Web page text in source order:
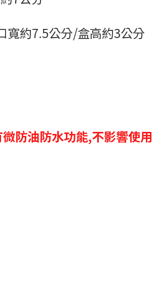
寬約7.5公分/盒高約3公分
防油防水功能,不影響使用